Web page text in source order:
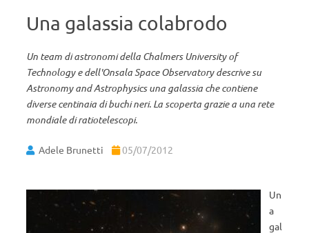
Una galassia colabrodo
Un team di astronomi della Chalmers University of
Technology e dell'Onsala Space Observatory descrive su
Astronomy and Astrophysics una galassia che contiene
diverse centinaia di buchi neri. La scoperta grazie a una rete
mondiale di ratiotelescopi.
Adele Brunetti 05/07/2012
Un
a
gal